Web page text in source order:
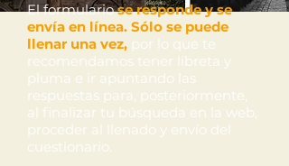
El formulariose responde y se
envía en línea. Sólo se puede
llenar una vez, por lo que te
recomendamos tener libreta y
pluma e ir apuntando las
respuestas para, posteriormente,
al finalizar tu búsqueda en la web,
proceder al llenado y envío del
cuestionario.